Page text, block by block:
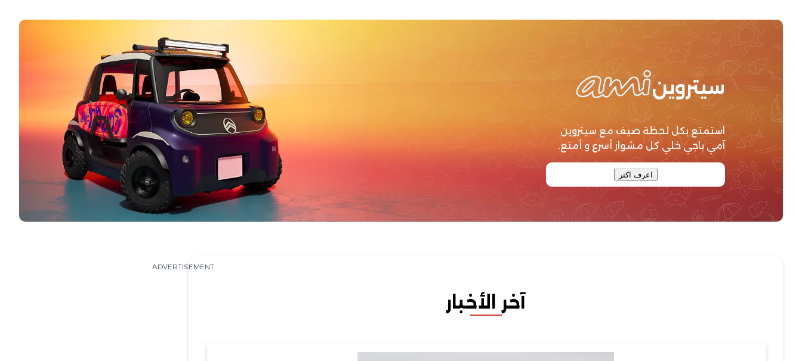
سيتروين
استمتع بكل لحظة صيف مع سيتروين
آمي باجي خلي كل مشوار أسرع و أمتع.
اعرف اكتر
آخر الأخبار
ADVERTISEMENT